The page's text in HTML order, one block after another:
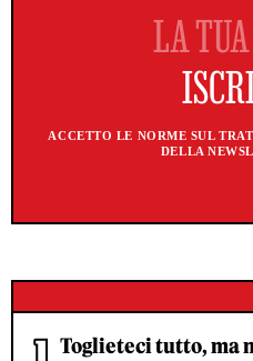
ACCETTO LE NORME SUL
DELLA
Toglieteci tutto, ma